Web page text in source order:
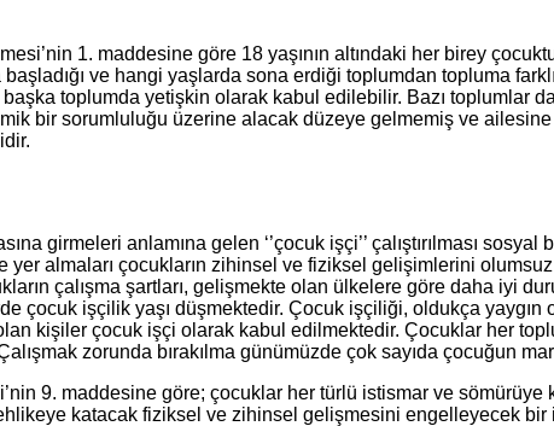
1. maddesine göre 18 yaşının altındaki her birey
ve hangi yaşlarda sona erdiği toplumdan topluma
toplumda yetişkin olarak kabul edilebilir. Bazı toplumlar
bir sorumluluğu üzerine alacak düzeye gelmemiş ve
girmeleri anlamına gelen ‘’çocuk işçi’’ çalıştırılması
yer almaları çocukların zihinsel ve fiziksel gelişimlerini
çalışma şartları, gelişmekte olan ülkelere göre daha iyi
çocuk işçilik yaşı düşmektedir. Çocuk işçiliği, oldukça yaygın
kişiler çocuk işçi olarak kabul edilmektedir. Çocuklar her
zorunda bırakılma günümüzde çok sayıda çocuğun
9. maddesine göre; çocuklar her türlü istismar ve sömürüye
tehlikeye katacak fiziksel ve zihinsel gelişmesini engelleyecek